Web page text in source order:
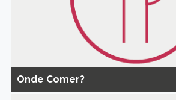
Onde Comer?